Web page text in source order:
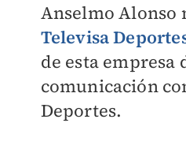
Anselmo Alonso
Televisa
de esta empresa
comunicación
Deportes.